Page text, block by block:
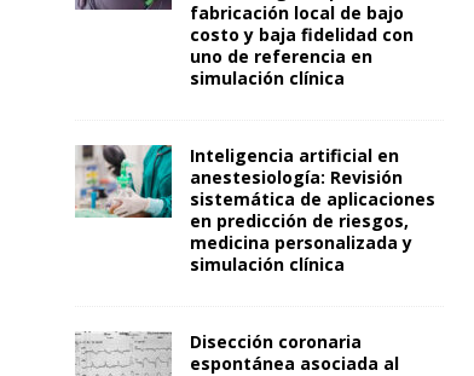
fabricación local de bajo
costo y baja fidelidad con
uno de referencia en
simulación clínica
Inteligencia artificial en
anestesiología: Revisión
sistemática de aplicaciones
en predicción de riesgos,
medicina personalizada y
simulación clínica
Disección coronaria
espontánea asociada al